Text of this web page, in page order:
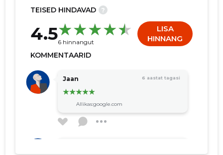
TEISED HINDAVAD ?
4.56 hinnangut
LISA
HINNANG
KOMMENTAARID
Jaan 6 aastat tagasi
Allikas:google.com